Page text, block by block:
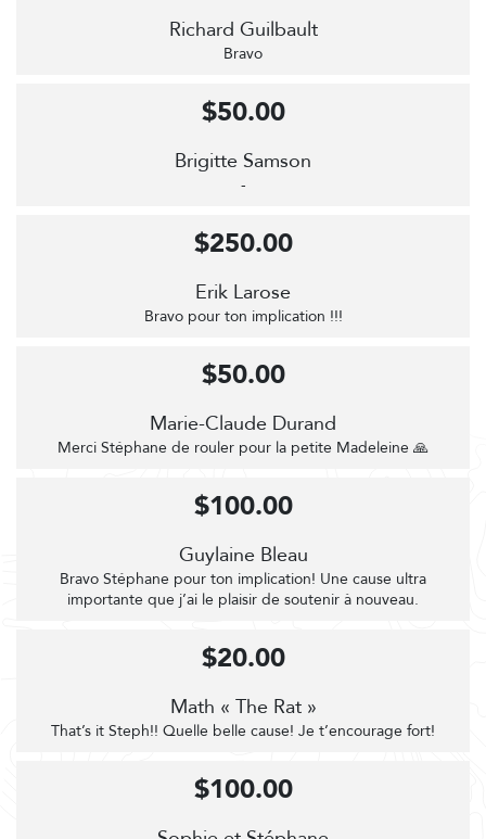
Richard Guilbault
Bravo
Brigitte Samson
-
$50.00
Erik Larose
Bravo pour ton implication !!!
$250.00
Marie-Claude Durand
Merci Stéphane de rouler pour la petite Madeleine 🙏
$50.00
Guylaine Bleau
Bravo Stéphane pour ton implication! Une cause ultra
importante que j’ai le plaisir de soutenir à nouveau.
$100.00
Math « The Rat »
That’s it Steph!! Quelle belle cause! Je t’encourage fort!
$20.00
$100.00